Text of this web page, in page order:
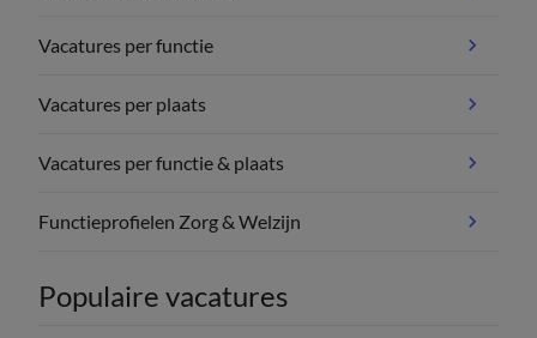
Vacatures per functie
Vacatures per plaats
Vacatures per functie & plaats
Functieprofielen Zorg & Welzijn
Populaire vacatures